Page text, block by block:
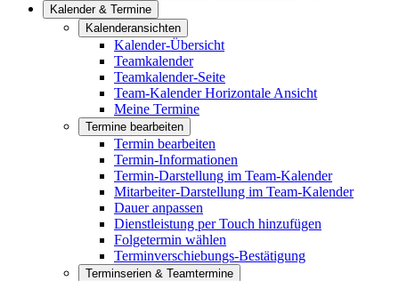
Kalender & Termine
Kalenderansichten
Kalender-Übersicht
Teamkalender
Teamkalender-Seite
Team-Kalender Horizontale Ansicht
Meine Termine
Termine bearbeiten
Termin bearbeiten
Termin-Informationen
Termin-Darstellung im Team-Kalender
Mitarbeiter-Darstellung im Team-Kalender
Dauer anpassen
Dienstleistung per Touch hinzufügen
Folgetermin wählen
Terminverschiebungs-Bestätigung
Terminserien & Teamtermine